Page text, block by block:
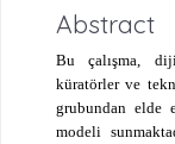
Abstract
Bu çalışma,
küratörler ve
grubundan elde
modeli